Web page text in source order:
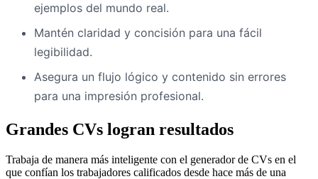
ejemplos del mundo real.
Mantén claridad y concisión para una fácil
legibilidad.
Asegura un flujo lógico y contenido sin errores
para una impresión profesional.
Grandes CVs logran resultados
Trabaja de manera más inteligente con el generador de CVs en el
que confían los trabajadores calificados desde hace más de una